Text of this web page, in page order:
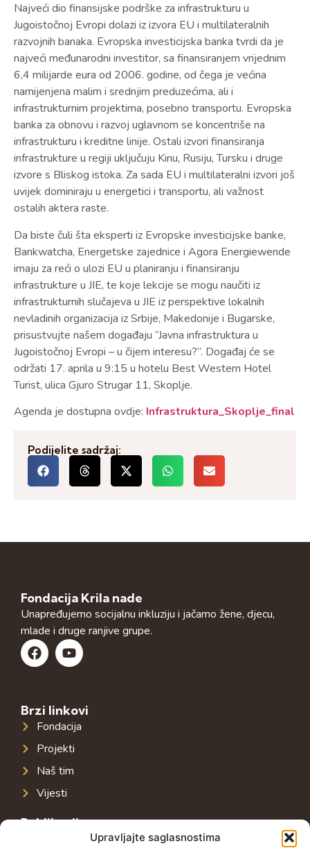
Upravljajte saglasnostima
Najveći dio finansijske podrške za infrastrukturu u
Jugoistočnoj Evropi dolazi iz izvora EU i multilateralnih
razvojnih banaka. Evropska investicijska banka tvrdi da je
najveći međunarodni investitor, sa finansiranjem vrijednim
6,4 milijarde eura od 2006. godine, od čega je većina
namijenjena malim i srednjim preduzećima, ali i
infrastrukturnim projektima, posebno transportu. Evropska
banka za obnovu i razvoj uglavnom se koncentriše na
infrastrukturu i kreditne linije. Ostali izvori finansiranja
infrastrukture u regiji uključuju Kinu, Rusiju, Tursku i druge
izvore s Bliskog istoka. Za sada EU i multilateralni izvori još
uvijek dominiraju u energetici i transportu, ali važnost
ostalih aktera raste.
Da biste čuli šta eksperti iz Evropske investicijske banke,
Bankwatcha, Energetske zajednice i Agora Energiewende
imaju za reći o ulozi EU u planiranju i finansiranju
infrastrukture u JIE, te koje lekcije se mogu naučiti iz
infrastrukturnih slučajeva u JIE iz perspektive lokalnih
nevladinih organizacija iz Srbije, Makedonije i Bugarske,
prisustvujte našem događaju “Javna infrastruktura u
Jugoistočnoj Evropi – u čijem interesu?”. Događaj će se
održati 17. aprila u 9:15 u hotelu Best Western Hotel
Turist, ulica Gjuro Strugar 11, Skoplje.
Agenda je dostupna ovdje: Infrastruktura_Skoplje_final
Podijelite sadržaj:
Fondacija Krila nade
Unapređujemo socijalnu inkluziju i jačamo žene, djecu,
mlade i druge ranjive grupe.
Brzi linkovi
Fondacija
Projekti
Naš tim
Vijesti
Publikacije
Javna infrastruktura u jugoistočnoj Evropi